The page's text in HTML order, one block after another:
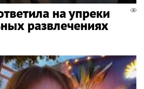
на упреки
развлечениях